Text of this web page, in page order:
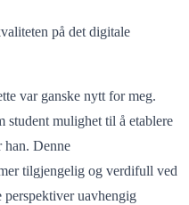
på det digitale
var ganske nytt for meg.
student mulighet til å etablere
han. Denne
tilgjengelig og verdifull ved
perspektiver uavhengig